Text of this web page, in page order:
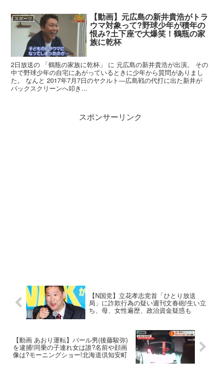
スポーツ 【動画】元広島の新井貴浩がトラ
ウマ対象って?野球少年が積年の
恨み?土下座で大爆笑！鶴瓶の家
族に乾杯
2日放送の 「鶴瓶の家族に乾杯」 に 元広島の新井貴浩が出演。 その
中で野球少年の自宅にあがっているときに少年から質問がありまし
た。 なんと 2017年7月7日のヤクルト―広島戦の代打に出た新井が
バックスクリーンへ叩き...
スポンサーリンク
【N国党】立花孝志党首「ひとり放送
局」に詐欺行為の疑い週刊文春砲!生い立
ち、母、女性遍歴、政治資金疑惑も
【動画 あおり運転】バール男(後藤駿弥)
を逮捕!同乗の子連れ女は誰?名前や顔画
像は?モーニングショー!北海道倶知安町